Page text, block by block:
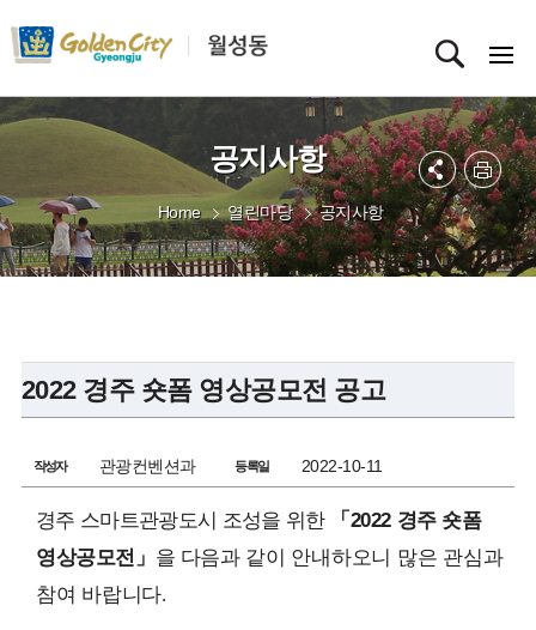
공지사항
Home 열린마당 공지사항
2022 경주 숏폼 영상공모전 공고
작성자 관광컨벤션과 등록일 2022-10-11
경주 스마트관광도시 조성을 위한
「2022 경주 숏폼
영상공모전 」 을 다음과 같이 안내하오니 많은 관심과
참여 바랍니다.